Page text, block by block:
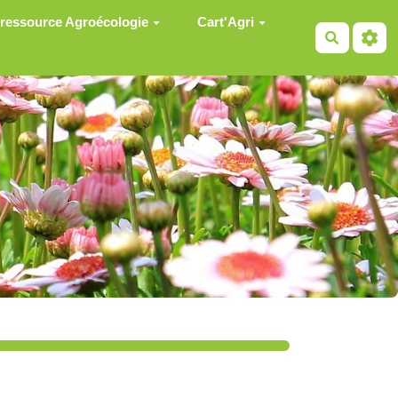
Agroécologie Cart'Agri